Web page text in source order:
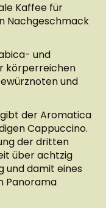
Kaffee für
Nachgeschmack
und
körperreichen
und
der Aromatica
Cappuccino.
der dritten
über achtzig
damit eines
Panorama